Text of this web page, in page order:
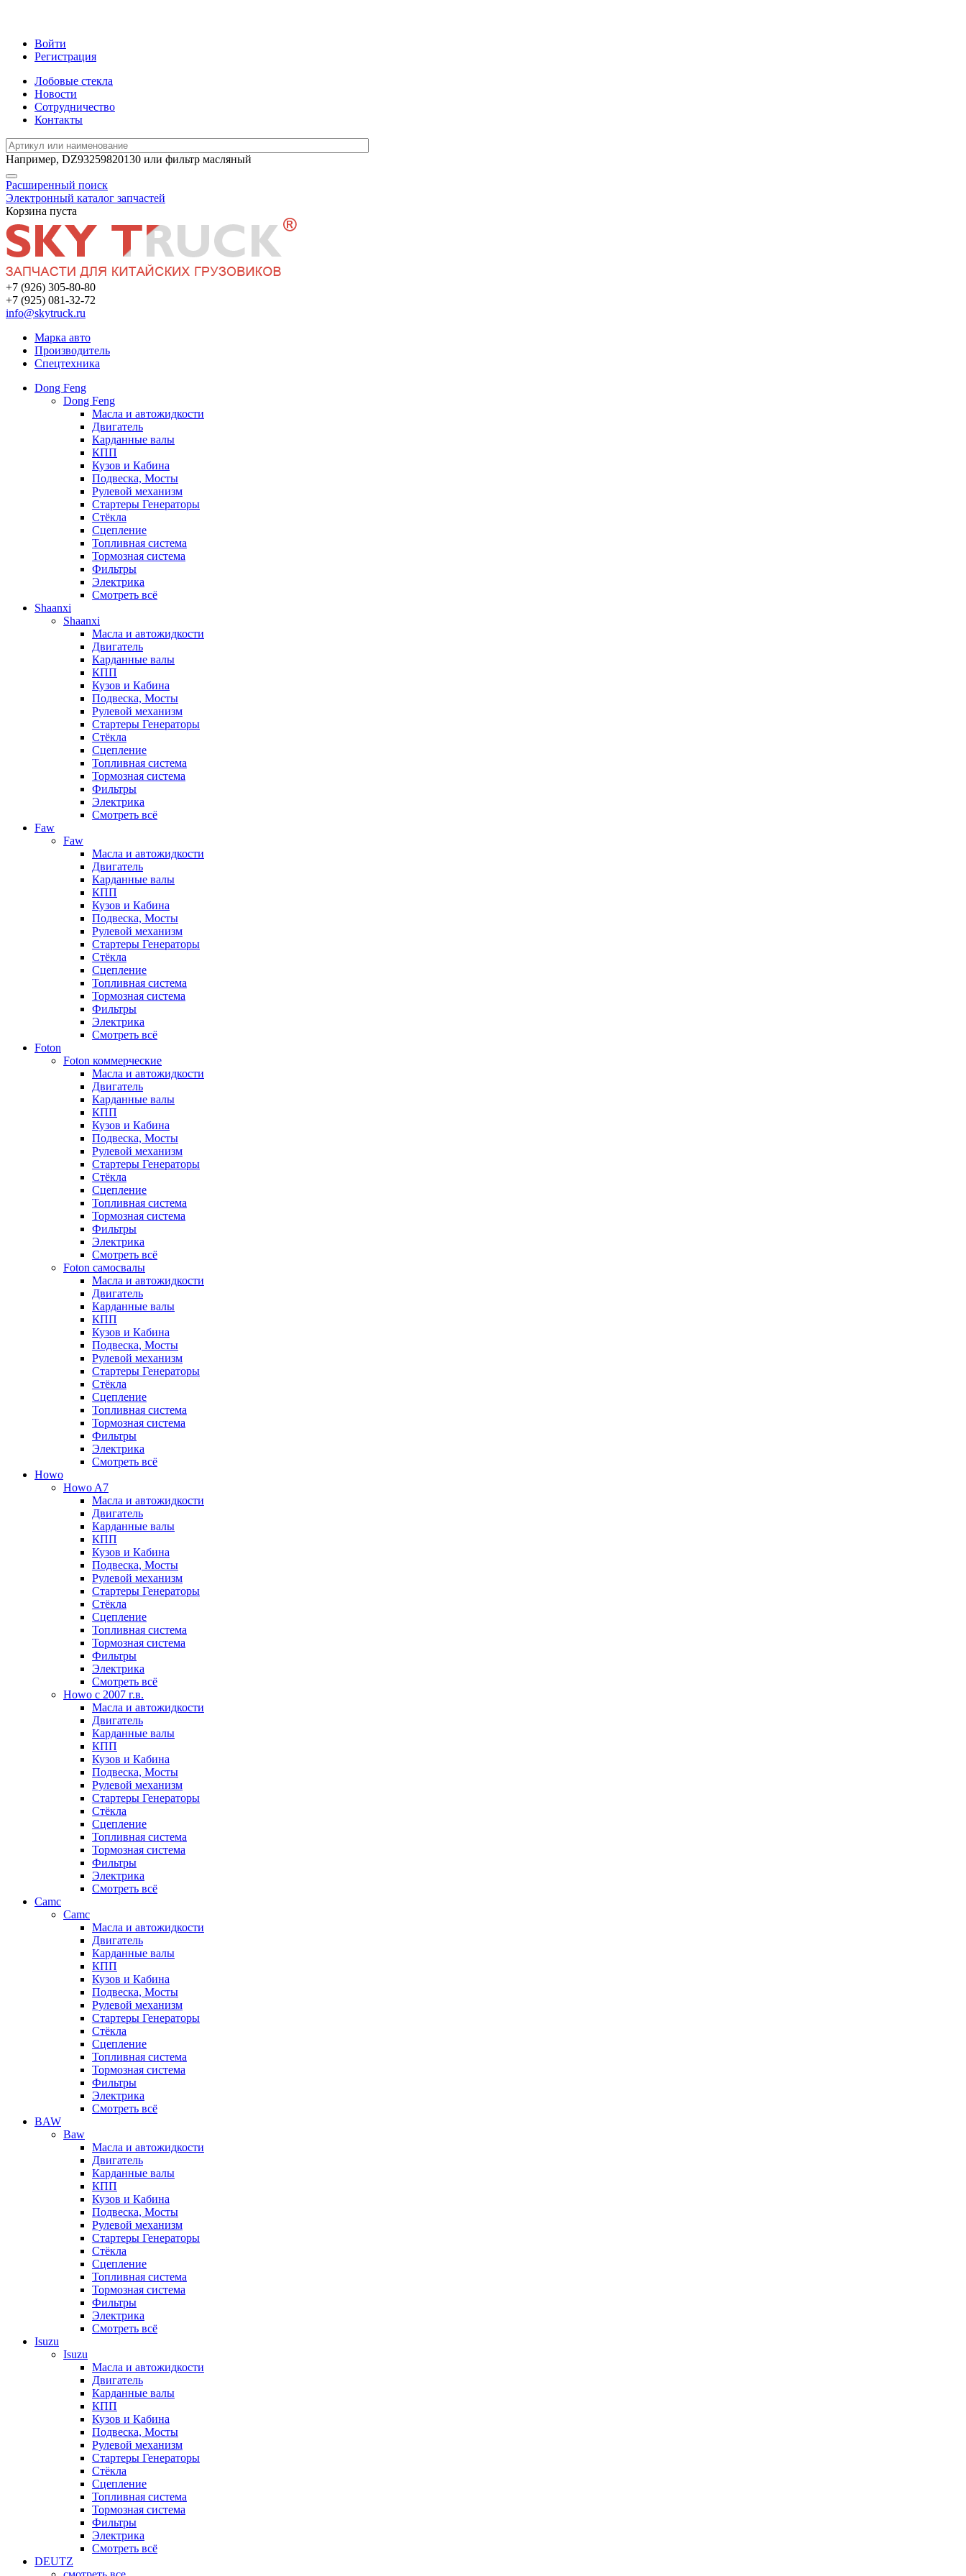
Войти
Регистрация
Лобовые стекла
Новости
Сотрудничество
Контакты
Например, DZ93259820130 или фильтр масляный
Расширенный поиск
Электронный каталог запчастей
Корзина пуста
+7 (926) 305-80-80
+7 (925) 081-32-72
info@skytruck.ru
Марка авто
Производитель
Спецтехника
Dong Feng
Dong Feng
Масла и автожидкости
Двигатель
Карданные валы
КПП
Кузов и Кабина
Подвеска, Мосты
Рулевой механизм
Стартеры Генераторы
Стёкла
Сцепление
Топливная система
Тормозная система
Фильтры
Электрика
Смотреть всё
Shaanxi
Shaanxi
Масла и автожидкости
Двигатель
Карданные валы
КПП
Кузов и Кабина
Подвеска, Мосты
Рулевой механизм
Стартеры Генераторы
Стёкла
Сцепление
Топливная система
Тормозная система
Фильтры
Электрика
Смотреть всё
Faw
Faw
Масла и автожидкости
Двигатель
Карданные валы
КПП
Кузов и Кабина
Подвеска, Мосты
Рулевой механизм
Стартеры Генераторы
Стёкла
Сцепление
Топливная система
Тормозная система
Фильтры
Электрика
Смотреть всё
Foton
Foton коммерческие
Масла и автожидкости
Двигатель
Карданные валы
КПП
Кузов и Кабина
Подвеска, Мосты
Рулевой механизм
Стартеры Генераторы
Стёкла
Сцепление
Топливная система
Тормозная система
Фильтры
Электрика
Смотреть всё
Foton самосвалы
Масла и автожидкости
Двигатель
Карданные валы
КПП
Кузов и Кабина
Подвеска, Мосты
Рулевой механизм
Стартеры Генераторы
Стёкла
Сцепление
Топливная система
Тормозная система
Фильтры
Электрика
Смотреть всё
Howo
Howo A7
Масла и автожидкости
Двигатель
Карданные валы
КПП
Кузов и Кабина
Подвеска, Мосты
Рулевой механизм
Стартеры Генераторы
Стёкла
Сцепление
Топливная система
Тормозная система
Фильтры
Электрика
Смотреть всё
Howo c 2007 г.в.
Масла и автожидкости
Двигатель
Карданные валы
КПП
Кузов и Кабина
Подвеска, Мосты
Рулевой механизм
Стартеры Генераторы
Стёкла
Сцепление
Топливная система
Тормозная система
Фильтры
Электрика
Смотреть всё
Camc
Camc
Масла и автожидкости
Двигатель
Карданные валы
КПП
Кузов и Кабина
Подвеска, Мосты
Рулевой механизм
Стартеры Генераторы
Стёкла
Сцепление
Топливная система
Тормозная система
Фильтры
Электрика
Смотреть всё
BAW
Baw
Масла и автожидкости
Двигатель
Карданные валы
КПП
Кузов и Кабина
Подвеска, Мосты
Рулевой механизм
Стартеры Генераторы
Стёкла
Сцепление
Топливная система
Тормозная система
Фильтры
Электрика
Смотреть всё
Isuzu
Isuzu
Масла и автожидкости
Двигатель
Карданные валы
КПП
Кузов и Кабина
Подвеска, Мосты
Рулевой механизм
Стартеры Генераторы
Стёкла
Сцепление
Топливная система
Тормозная система
Фильтры
Электрика
Смотреть всё
DEUTZ